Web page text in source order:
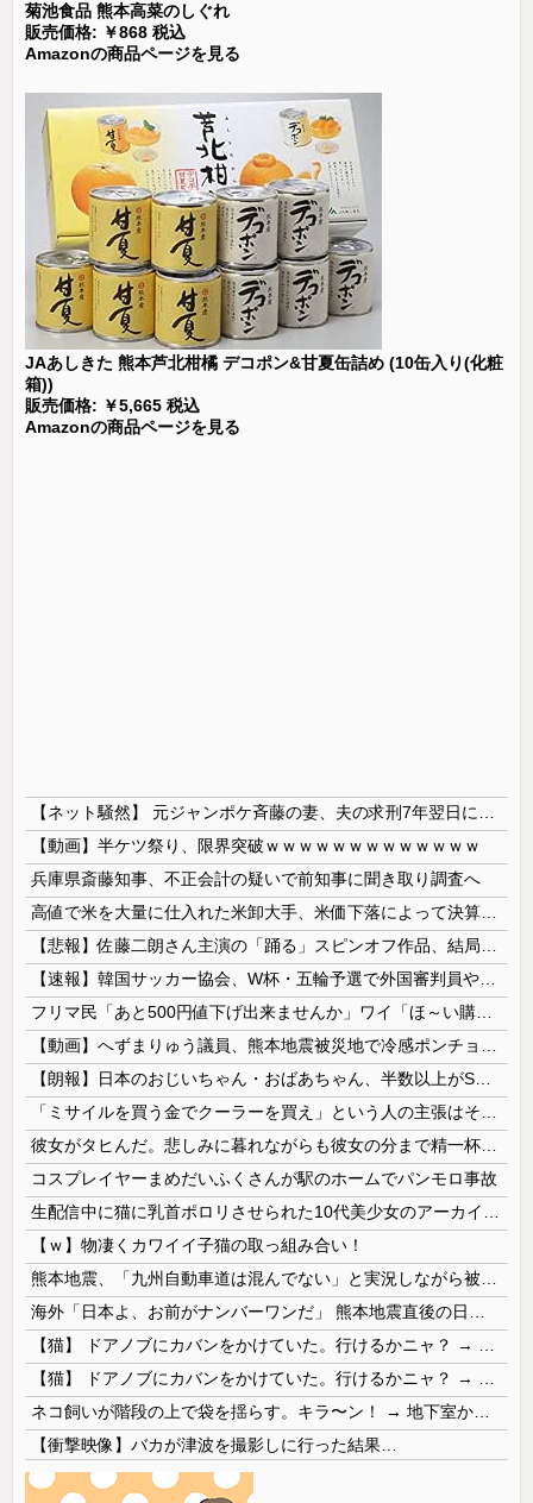
菊池食品 熊本高菜のしぐれ
販売価格: ￥868 税込
Amazonの商品ページを見る
JAあしきた 熊本芦北柑橘 デコポン&甘夏缶詰め (10缶入り(化粧
箱))
販売価格: ￥5,665 税込
Amazonの商品ページを見る
【動画】半ケツ祭り、限界突破ｗｗｗｗｗｗｗｗｗｗｗｗｗ
兵庫県斎藤知事、不正会計の疑いで前知事に聞き取り調査へ
コスプレイヤーまめだいふくさんが駅のホームでパンモロ事故
【ｗ】物凄くカワイイ子猫の取っ組み合い！
【衝撃映像】バカが津波を撮影しに行った結果…